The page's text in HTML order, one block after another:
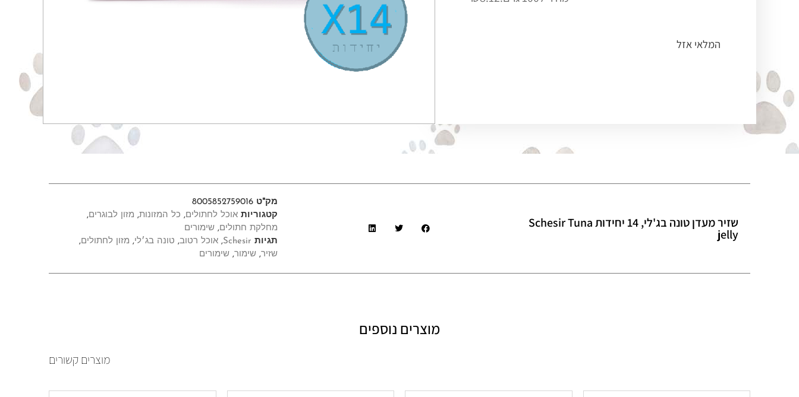
המלאי אזל
שזיר מעדן טונה בג'לי, 14 יחידות Schesir Tuna
jelly
מק"ט 8005852759016
קטגוריות אוכל לחתולים, כל המזונות, מזון לבוגרים,
מחלקת חתולים, שימורים
תגיות Schesir
, אוכל רטוב, טונה בג׳לי, מזון לחתולים,
שזיר, שימור, שימורים
מוצרים נוספים
מוצרים קשורים